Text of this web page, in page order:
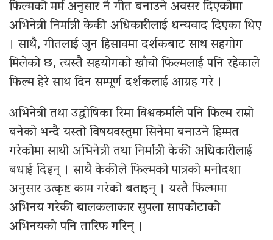
फिल्मको मर्म अनुसार नै गीत बनाउने अवसर दिएकोमा
अभिनेत्री निर्मात्री केकी अधिकारीलाई धन्यवाद दिएका थिए
। साथै, गीतलाई जुन हिसावमा दर्शकबाट साथ सहगोग
मिलेको छ, त्यस्तै सहयोगको खाँचो फिल्मलाई पनि रहेकाले
फिल्म हेरे साथ दिन सम्पूर्ण दर्शकलाई आग्रह गरे ।
अभिनेत्री तथा उद्घोषिका रिमा विश्वकर्माले पनि फिल्म राम्रो
बनेको भन्दै यस्तो विषयवस्तुमा सिनेमा बनाउने हिम्मत
गरेकोमा साथी अभिनेत्री तथा निर्मात्री केकी अधिकारीलाई
बधाई दिइन् । साथै केकीले फिल्मको पात्रको मनोदशा
अनुसार उत्कृष्ट काम गरेको बताइन् । यस्तै फिल्ममा
अभिनय गरेकी बालकलाकार सुपला सापकोटाको
अभिनयको पनि तारिफ गरिन् ।